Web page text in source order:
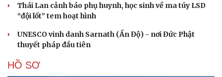
Cải chính
Thái Lan cảnh báo phụ huynh, học sinh về ma túy LSD
“đội lốt” tem hoạt hình
UNESCO vinh danh Sarnath (Ấn Độ) - nơi Đức Phật
thuyết pháp đầu tiên
HỒ SƠ